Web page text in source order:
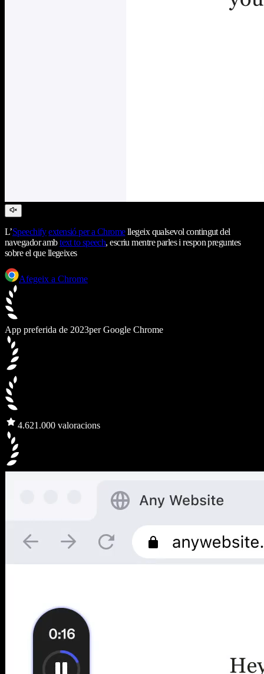
L’Speechify extensió per a Chromellegeix qualsevol contingut del
navegador ambtext to speech, escriu mentre parles i respon preguntes
sobre el que llegeixes
Afegeix a Chrome
App preferida de 2023per Google Chrome
4.621.000 valoracions